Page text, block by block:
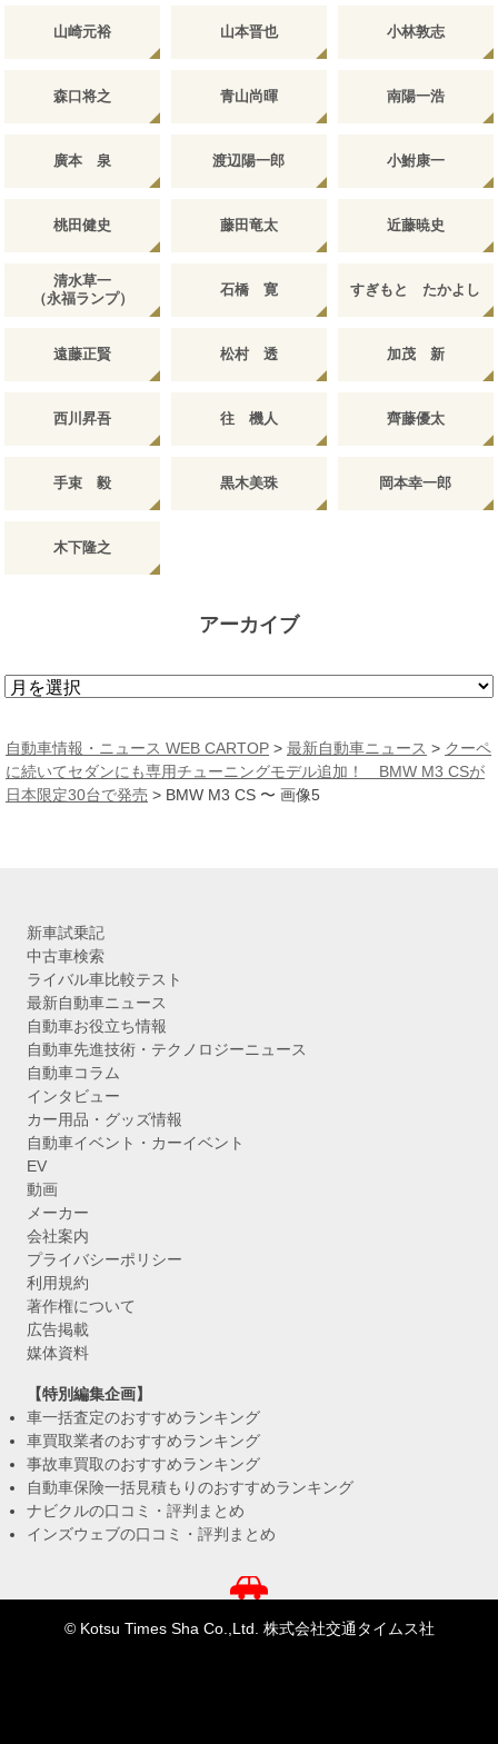
山崎元裕 山本晋也 小林敦志
森口将之 青山尚暉 南陽一浩
廣本 泉 渡辺陽一郎 小鮒康一
桃田健史 藤田竜太 近藤暁史
清水草一
（永福ランプ）
石橋 寛 すぎもと たかよし
遠藤正賢 松村 透 加茂 新
西川昇吾 往 機人 齊藤優太
手束 毅 黒木美珠 岡本幸一郎
木下隆之
アーカイブ
ア
カ
イ
ブ
自動車情報・ニュース WEB CARTOP > 最新自動車ニュース > クーペ
に続いてセダンにも専用チューニングモデル追加！ BMW M3 CSが
日本限定30台で発売 > BMW M3 CS 〜 画像5
新車試乗記
中古車検索
ライバル車比較テスト
最新自動車ニュース
自動車お役立ち情報
自動車先進技術・テクノロジーニュース
自動車コラム
インタビュー
カー用品・グッズ情報
自動車イベント・カーイベント
EV
動画
メーカー
会社案内
プライバシーポリシー
利用規約
著作権について
広告掲載
媒体資料
【特別編集企画】
車一括査定のおすすめランキング
車買取業者のおすすめランキング
事故車買取のおすすめランキング
自動車保険一括見積もりのおすすめランキング
ナビクルの口コミ・評判まとめ
インズウェブの口コミ・評判まとめ
© Kotsu Times Sha Co.,Ltd. 株式会社交通タイムス社